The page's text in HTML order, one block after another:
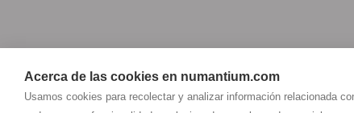
Acerca de las cookies en numantium.com
Usamos cookies para recolectar y analizar información relacionada
NUMANTIUM